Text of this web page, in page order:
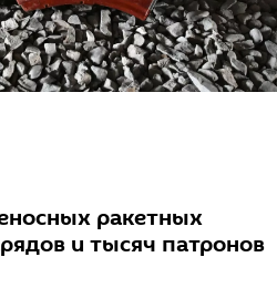
ракетных
и тысяч патронов